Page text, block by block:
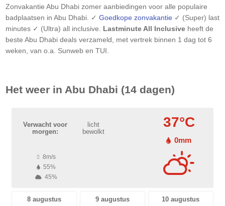
Zonvakantie Abu Dhabi zomer aanbiedingen voor alle populaire
badplaatsen in Abu Dhabi . ✓ Goedkope zonvakantie ✓ (Super) last
minutes ✓ (Ultra) all inclusive. Lastminute All Inclusive heeft de
beste Abu Dhabi deals verzameld, met vertrek binnen 1 dag tot 6
weken, van o.a. Sunweb en TUI.
Het weer in Abu Dhabi (14 dagen)
Verwacht voor
morgen:
licht
bewolkt
37°C
0mm
8m/s
55%
45%
8 augustus 9 augustus 10 augustus